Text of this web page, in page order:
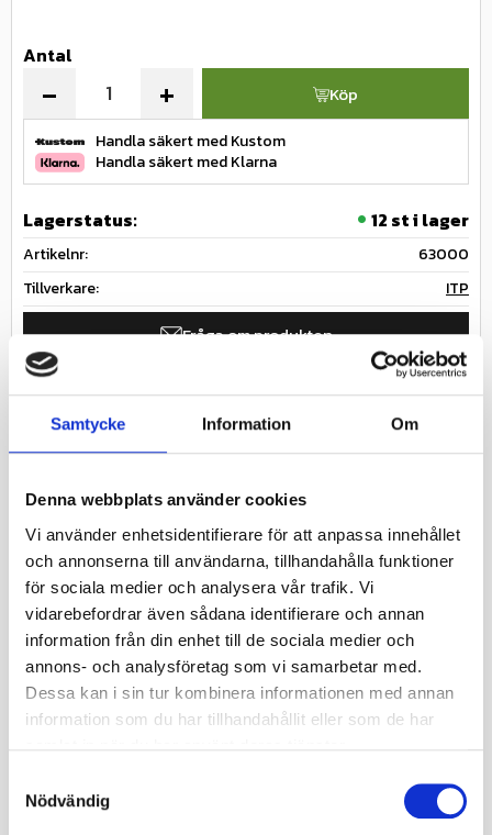
Samtycke Information Om
Denna webbplats använder cookies
Vi använder enhetsidentifierare för att anpassa innehållet
och annonserna till användarna, tillhandahålla funktioner
för sociala medier och analysera vår trafik. Vi
vidarebefordrar även sådana identifierare och annan
information från din enhet till de sociala medier och
annons- och analysföretag som vi samarbetar med.
Dessa kan i sin tur kombinera informationen med annan
information som du har tillhandahållit eller som de har
Nödvändig
Antal
+
- Köp
Handla säkert med Kustom
Handla säkert med Klarna
Lagerstatus 12 st i lager
Artikelnr
63000
Tillverkare
ITP
Fråga om produkten
Ge ett omdöme!
En stark, lätt och ett slående utseende gör detta
ATV:er och UTV:er.Kraftiga 12-tums klassad till 700 lbs
& 14-tums till 800 lbs!ATV-Fälg som passar bl a Can
am ATV / UTV. Matchande SS hjulkapsel ingår OBS,
Hjulmuttrar medföljer EJ! Detta beställs under
kategorin tillbehör.
Specifikationer
Fabrikat
ITP
Nettovikt kg
9